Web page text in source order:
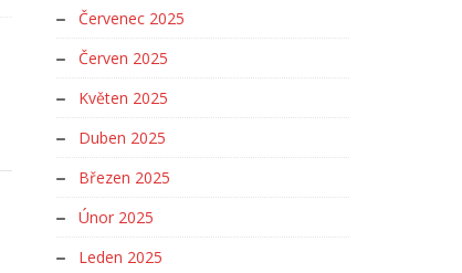
Červenec 2025
Červen 2025
Květen 2025
Duben 2025
Březen 2025
Únor 2025
Leden 2025